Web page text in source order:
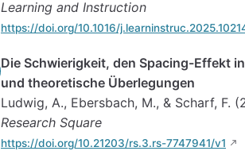
Learning and Instruction
https://doi.org/10.1016/
Die Schwierigkeit, den Spacing-Effekt
und theoretische Überlegungen
Ludwig, A., Ebersbach, M., & Scharf, F.
Research Square
https://doi.org/10.21203/rs.3.rs-7747941/v1